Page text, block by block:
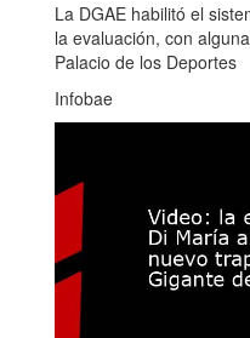
La DGAE habilitó el
la evaluación, con
Palacio de los Deportes
Infobae